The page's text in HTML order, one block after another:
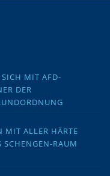
SICH MIT AFD-
DER
MIT ALLER HÄRTE
SCHENGEN-RAUM